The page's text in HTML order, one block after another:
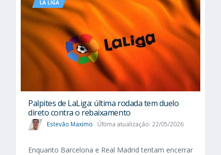
LA LIGA
Palpites de LaLiga: última rodada tem duelo
direto contra o rebaixamento
Estevão Maximo Última atualização: 22/05/2026
Enquanto Barcelona e Real Madrid tentam encerrar